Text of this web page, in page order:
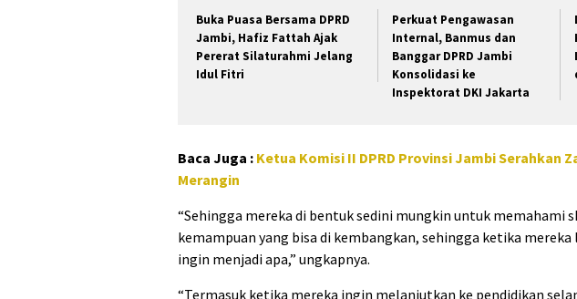
Buka Puasa Bersama DPRD
Jambi, Hafiz Fattah Ajak
Pererat Silaturahmi Jelang
Idul Fitri
Perkuat Pengawasan
Internal, Banmus dan
Banggar DPRD Jambi
Konsolidasi ke
Inspektorat DKI Jakarta
Baca Juga : Ketua Komisi II DPRD Provinsi Jambi Serahkan
Merangin
“Sehingga mereka di bentuk sedini mungkin untuk memahami
kemampuan yang bisa di kembangkan, sehingga ketika
ingin menjadi apa,” ungkapnya.
“Termasuk ketika mereka ingin melanjutkan ke pendidikan